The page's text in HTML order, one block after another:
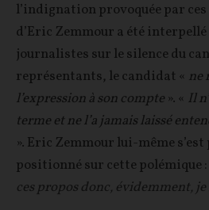
l’indignation provoquée par
d’Eric Zemmour a été
journalistes sur le silence du
représentants, le candidat « ne
l’expression à son compte ». « Il
terme et ne l’a jamais laissé
». Eric Zemmour lui-même
positionné sur cette polémique :
ces propos donc, évidemment,